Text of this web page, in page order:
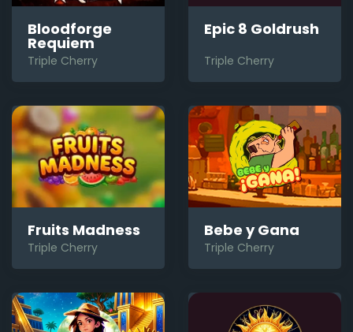
Bloodforge
Requiem
Triple Cherry
Epic 8 Goldrush
Triple Cherry
Fruits Madness
Triple Cherry
Bebe y Gana
Triple Cherry